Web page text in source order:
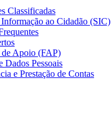
Classificadas
ao Cidadão (SIC)
de Apoio (FAP)
Dados Pessoais
e Prestação de Contas